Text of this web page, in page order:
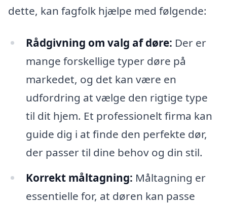
dette, kan fagfolk hjælpe med følgende:
Rådgivning om valg af døre: Der er
mange forskellige typer døre på
markedet, og det kan være en
udfordring at vælge den rigtige type
til dit hjem. Et professionelt firma kan
guide dig i at finde den perfekte dør,
der passer til dine behov og din stil.
Korrekt måltagning: Måltagning er
essentielle for, at døren kan passe